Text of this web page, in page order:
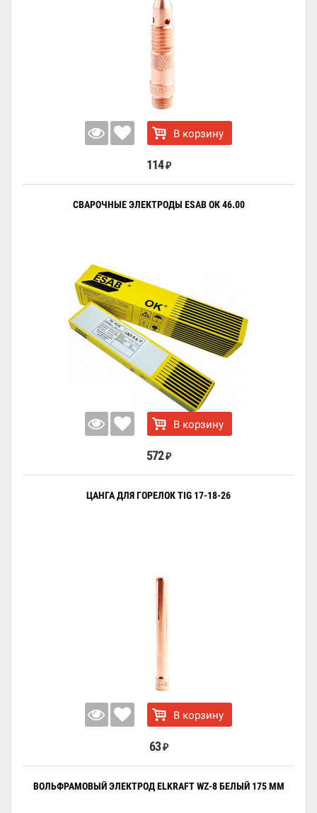
В корзину
114 ₽
СВАРОЧНЫЕ ЭЛЕКТРОДЫ ESAB ОК 46.00
В корзину
572 ₽
ЦАНГА ДЛЯ ГОРЕЛОК TIG 17-18-26
В корзину
63 ₽
ВОЛЬФРАМОВЫЙ ЭЛЕКТРОД ELKRAFT WZ-8 БЕЛЫЙ 175 ММ